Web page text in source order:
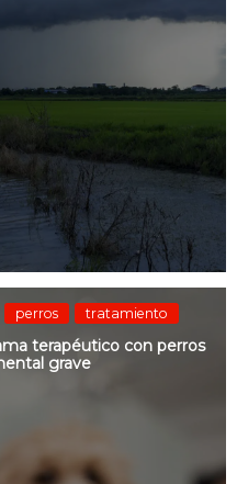
perros tratamiento
terapéutico con perros
grave